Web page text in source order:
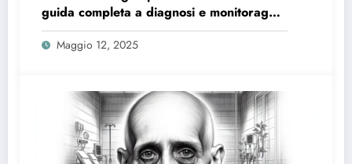
guida completa a diagnosi e monitoraggio
efficace
Maggio 12, 2025